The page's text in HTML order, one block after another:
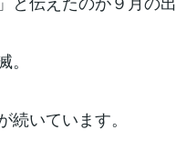
いています。